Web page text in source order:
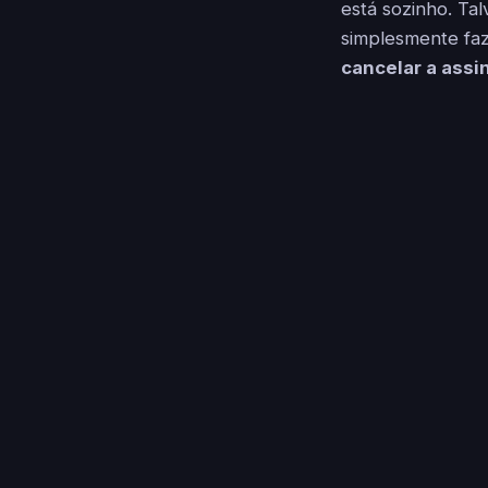
está sozinho.
simplesmente
cancelar a